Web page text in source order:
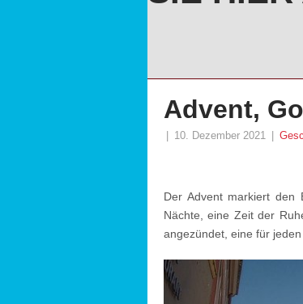
Advent,
10. Dezember 2021
Der Advent markiert den
Nächte, eine Zeit der
angezündet, eine für